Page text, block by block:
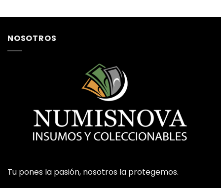
NOSOTROS
Tu pones la pasión, nosotros la protegemos.